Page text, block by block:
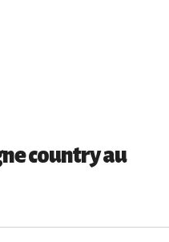
country au